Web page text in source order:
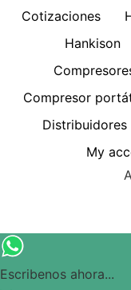
Cotizaciones
Hankison
Compresor
Distribuidores
My
Escribenos ahora...